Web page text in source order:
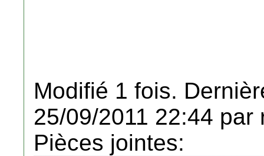
Modifié 1 fois.
25/09/2011 22:44 par
Pièces jointes: